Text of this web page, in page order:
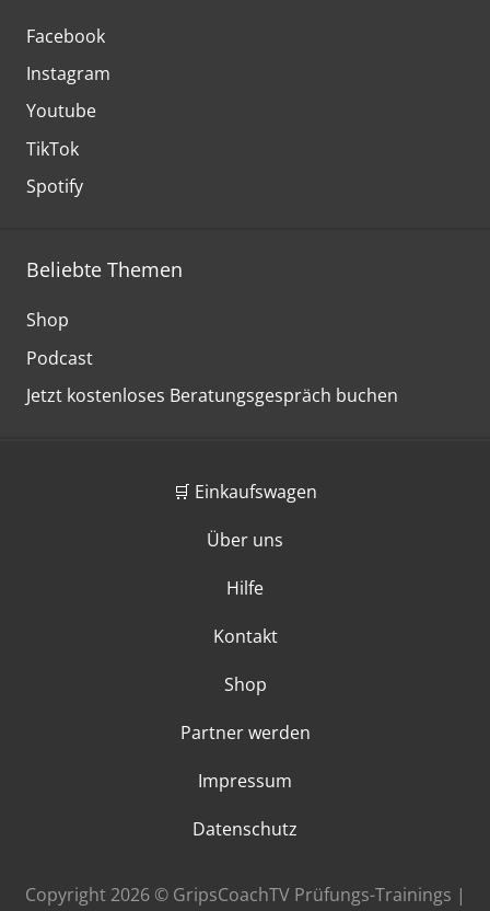
Facebook
Instagram
Youtube
TikTok
Spotify
Beliebte Themen
Shop
Podcast
Jetzt kostenloses Beratungsgespräch buchen
🛒 Einkaufswagen
Über uns
Hilfe
Kontakt
Shop
Partner werden
Impressum
Datenschutz
Copyright 2026 © GripsCoachTV Prüfungs-Trainings |